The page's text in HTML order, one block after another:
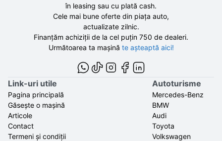
în leasing sau cu plată cash.
Cele mai bune oferte din piața auto,
actualizate zilnic.
Finanțăm achiziții de la cel puțin 750 de dealeri.
Următoarea ta mașină te așteaptă aici!
Link-uri utile
Pagina principală
Găsește o mașină
Articole
Contact
Termeni și condiții
Autoturisme
Mercedes-Benz
BMW
Audi
Toyota
Volkswagen